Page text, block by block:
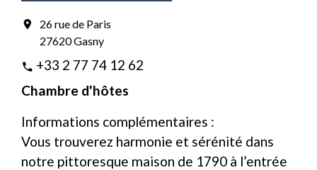
location_on
26 rue de Paris
27620 Gasny
phone +33 2 77 74 12 62
Chambre d'hôtes
Informations complémentaires :
Vous trouverez harmonie et sérénité dans
notre pittoresque maison de 1790 à l’entrée